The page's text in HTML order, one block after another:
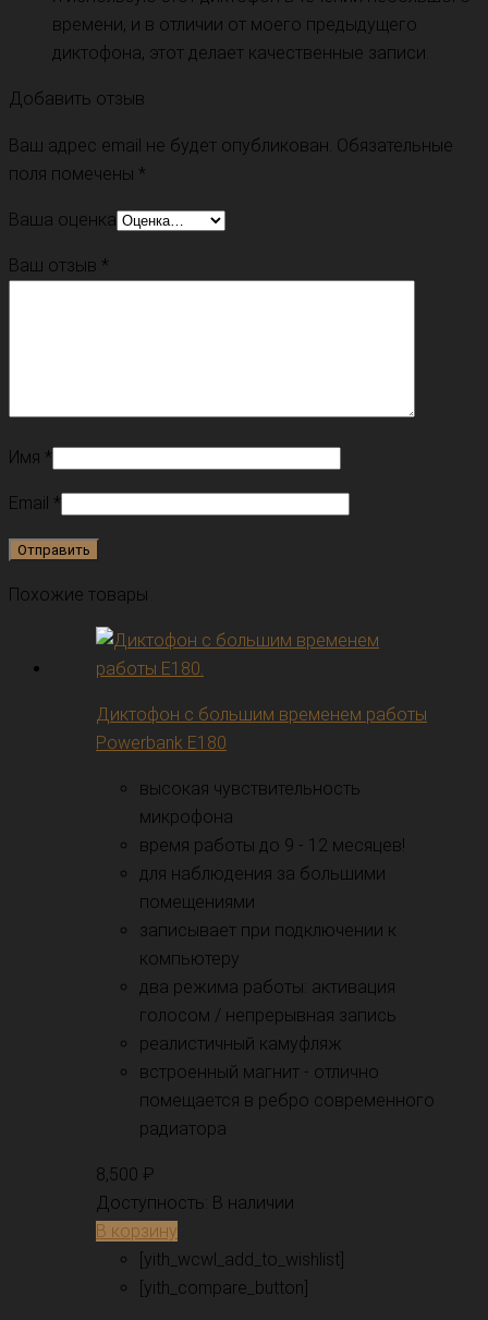
времени, и в отличии от моего предыдущего
диктофона, этот делает качественные записи.
Добавить отзыв
Ваш адрес email не будет опубликован. Обязательные
поля помечены *
Ваша оценка
Ваш отзыв *
Имя *
Email *
Похожие товары
Диктофон с большим временем работы
Powerbank E180
высокая чувствительность
микрофона
время работы до 9 - 12 месяцев!
для наблюдения за большими
помещениями
записывает при подключении к
компьютеру
два режима работы: активация
голосом / непрерывная запись
реалистичный камуфляж
встроенный магнит - отлично
помещается в ребро современного
радиатора
8,500 ₽
Доступность: В наличии
В корзину
[yith_wcwl_add_to_wishlist]
[yith_compare_button]